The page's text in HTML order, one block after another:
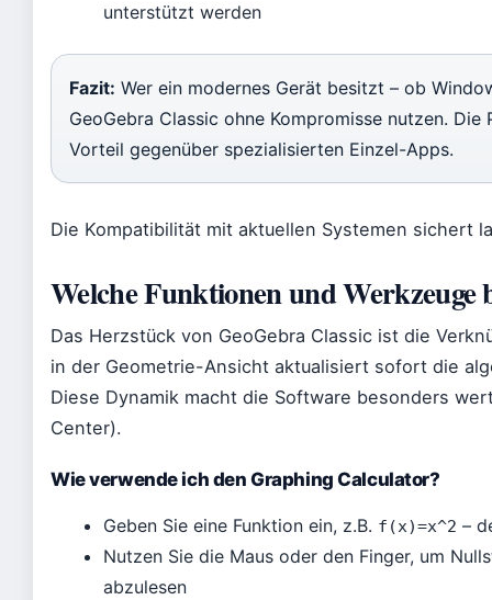
unterstützt werden
Fazit: Wer ein modernes Gerät besitzt – ob
GeoGebra Classic ohne Kompromisse nutzen.
Vorteil gegenüber spezialisierten Einzel-Apps.
Die Kompatibilität mit aktuellen Systemen sichert
Welche Funktionen und Werkzeuge
Das Herzstück von GeoGebra Classic ist die
in der Geometrie-Ansicht aktualisiert sofort die
Diese Dynamik macht die Software besonders
Center).
Wie verwende ich den Graphing Calculator?
Geben Sie eine Funktion ein, z.B. f(x)=x^2 –
Nutzen Sie die Maus oder den Finger, um
abzulesen